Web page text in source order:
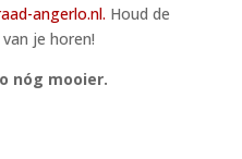
angerlo.nl. Houd de
je horen!
nóg mooier.